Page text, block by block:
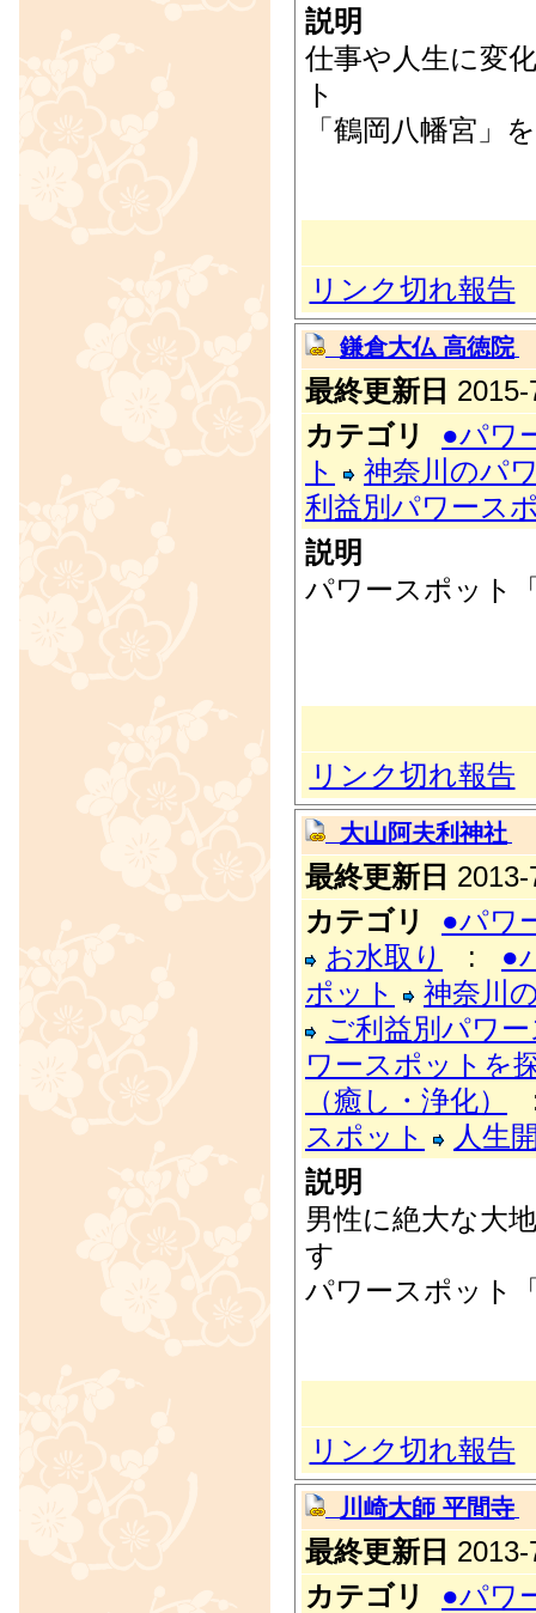
説明
仕事や人生に変
ト
「鶴岡八幡宮」
リンク切れ報告
鎌倉大仏 高徳院
最終更新日
カテゴリ
●パワ
ト
神奈川のパ
利益別パワース
説明
パワースポット
リンク切れ報告
大山阿夫利神社
最終更新日
カテゴリ
●パワ
お水取り
: ●
ポット
神奈川
ご利益別パワ
ワースポットを
（癒し・浄化）
スポット
人生
説明
男性に絶大な大
す
パワースポット
リンク切れ報告
川崎大師 平間寺
最終更新日
カテゴリ
●パワ